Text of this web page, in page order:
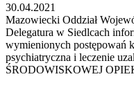
30.04.2021
Mazowiecki Oddział
Delegatura w Siedlcach
wymienionych postępowań
psychiatryczna i leczenie
ŚRODOWISKOWEJ